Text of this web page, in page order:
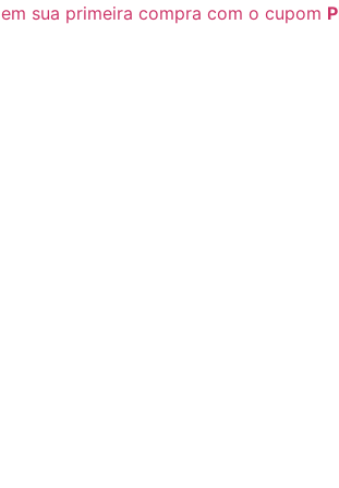
em sua primeira compra com o cupom